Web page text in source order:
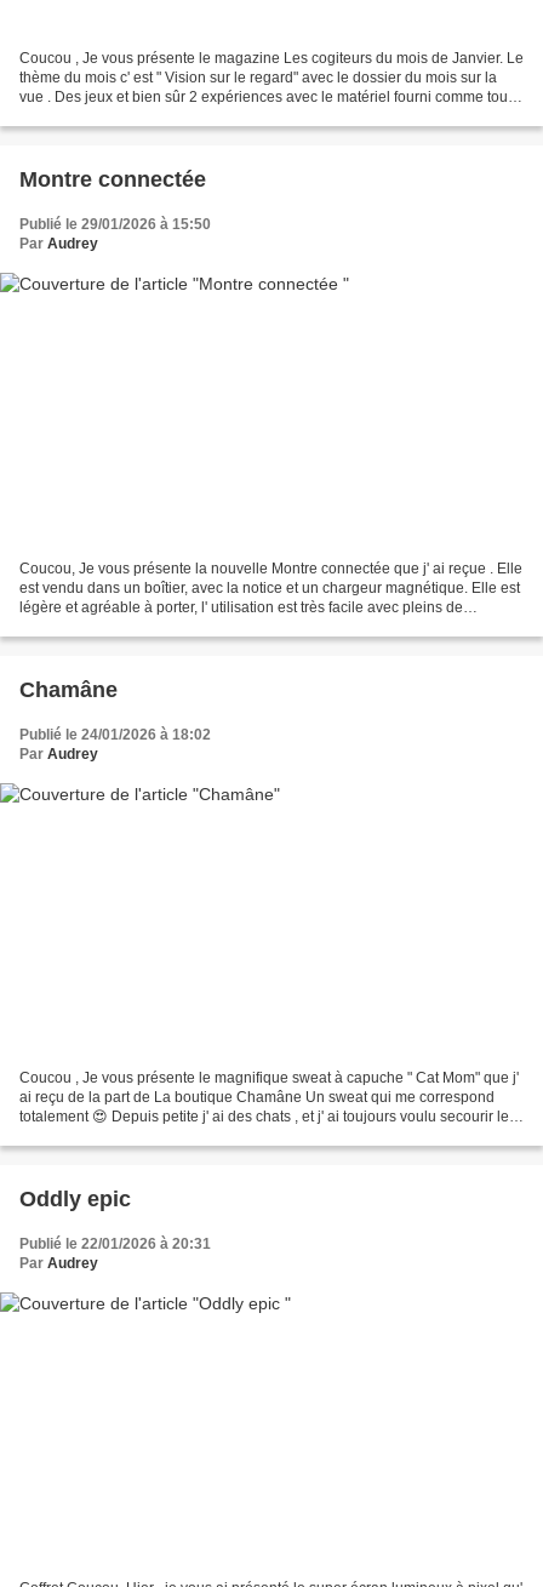
Coucou , Je vous présente le magazine Les cogiteurs du mois de Janvier. Le
thème du mois c' est " Vision sur le regard" avec le dossier du mois sur la
vue . Des jeux et bien sûr 2 expériences avec le matériel fourni comme tous
Montre connectée
Publié le 29/01/2026 à 15:50
Par Audrey
Coucou, Je vous présente la nouvelle Montre connectée que j' ai reçue . Elle
est vendu dans un boîtier, avec la notice et un chargeur magnétique. Elle est
légère et agréable à porter, l' utilisation est très facile avec pleins de
Chamâne
Publié le 24/01/2026 à 18:02
Par Audrey
Coucou , Je vous présente le magnifique sweat à capuche " Cat Mom" que j'
ai reçu de la part de La boutique Chamâne Un sweat qui me correspond
totalement 😍 Depuis petite j' ai des chats , et j' ai toujours voulu secourir les
Oddly epic
Publié le 22/01/2026 à 20:31
Par Audrey